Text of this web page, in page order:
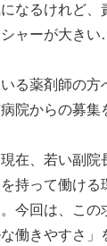
なるけれど
ャーが大き
る薬剤師の方
院からの募集
在、若い副院
持って働ける
今回は、この
働きやすさ」